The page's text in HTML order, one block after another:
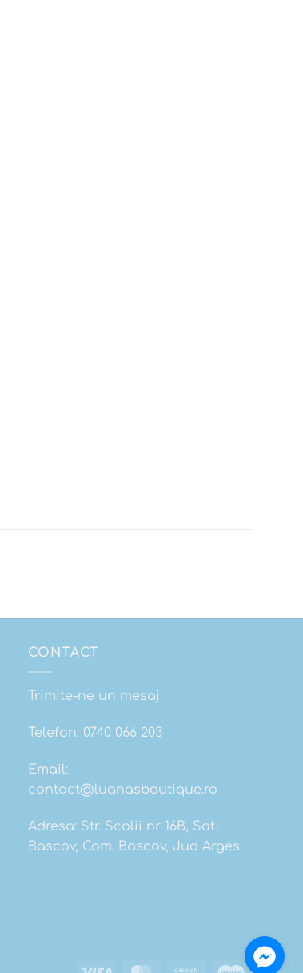
CONTACT
Trimite-ne un mesaj
Telefon: 0740 066 203
Email:
contact@luanasboutique.ro
Adresa: Str. Scolii nr 16B, Sat.
Bascov, Com. Bascov, Jud Arges